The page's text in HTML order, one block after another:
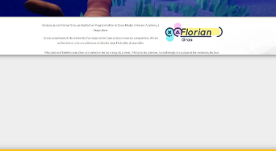
Voir le projet
Florian Gras